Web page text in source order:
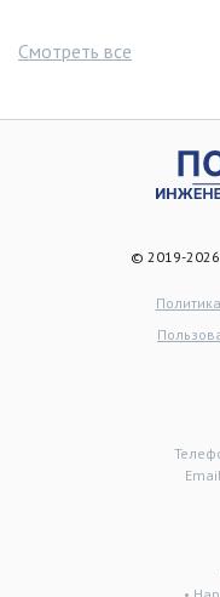
Смотреть все
© 2019-